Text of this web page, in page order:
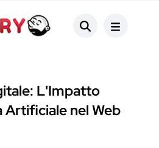
L'Impatto
Artificiale nel Web